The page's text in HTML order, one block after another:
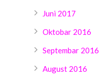
Juni 2017
Oktobar 2016
Septembar 2016
August 2016